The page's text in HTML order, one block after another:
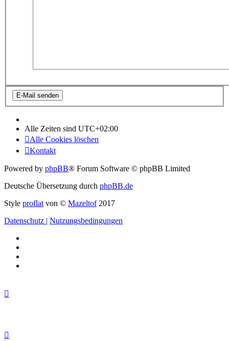
Alle Zeiten sind UTC+02:00
Alle Cookies löschen
Kontakt
Powered by phpBB® Forum Software © phpBB Limited
Deutsche Übersetzung durch phpBB.de
Style proflat von © Mazeltof2017
Datenschutz | Nutzungsbedingungen